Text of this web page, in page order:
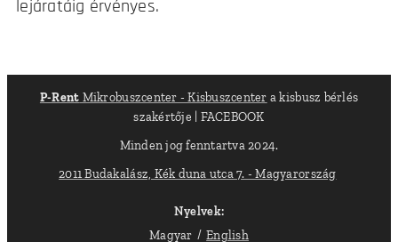
lejáratáig érvényes.
P-Rent Mikrobuszcenter - Kisbuszcenter a kisbusz bérlés
szakértője | FACEBOOK
Minden jog fenntartva 2024.
2011 Budakalász, Kék duna utca 7. - Magyarország
Nyelvek
Magyar
English